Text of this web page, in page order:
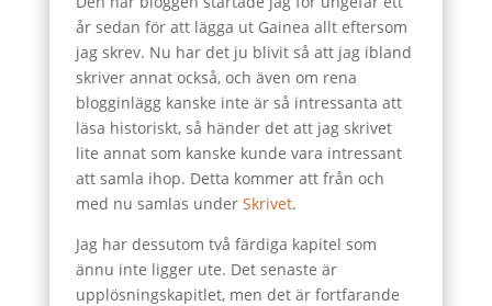
år sedan för att lägga ut Gainea allt eftersom
jag skrev. Nu har det ju blivit så att jag ibland
skriver annat också, och även om rena
blogginlägg kanske inte är så intressanta att
läsa historiskt, så händer det att jag skrivet
lite annat som kanske kunde vara intressant
att samla ihop. Detta kommer att från och
med nu samlas under Skrivet.
Jag har dessutom två färdiga kapitel som
ännu inte ligger ute. Det senaste är
upplösningskapitlet, men det är fortfarande